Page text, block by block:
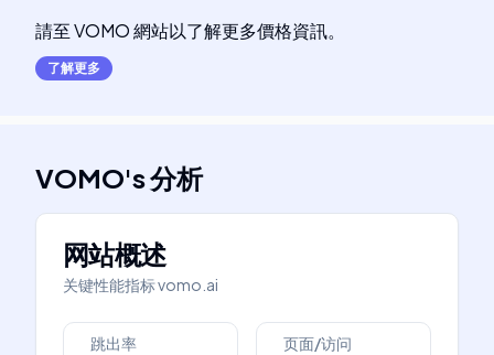
請至 VOMO 網站以了解更多價格資訊。
了解更多
VOMO's分析
网站概述
关键性能指标vomo.ai
跳出率 页面/访问